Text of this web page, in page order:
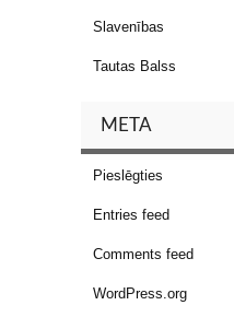
Slavenības
Tautas Balss
META
Pieslēgties
Entries feed
Comments feed
WordPress.org